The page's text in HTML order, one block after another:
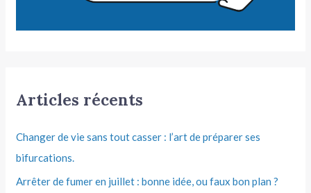
Articles récents
Changer de vie sans tout casser : l’art de préparer ses
bifurcations.
Arrêter de fumer en juillet : bonne idée, ou faux bon plan ?